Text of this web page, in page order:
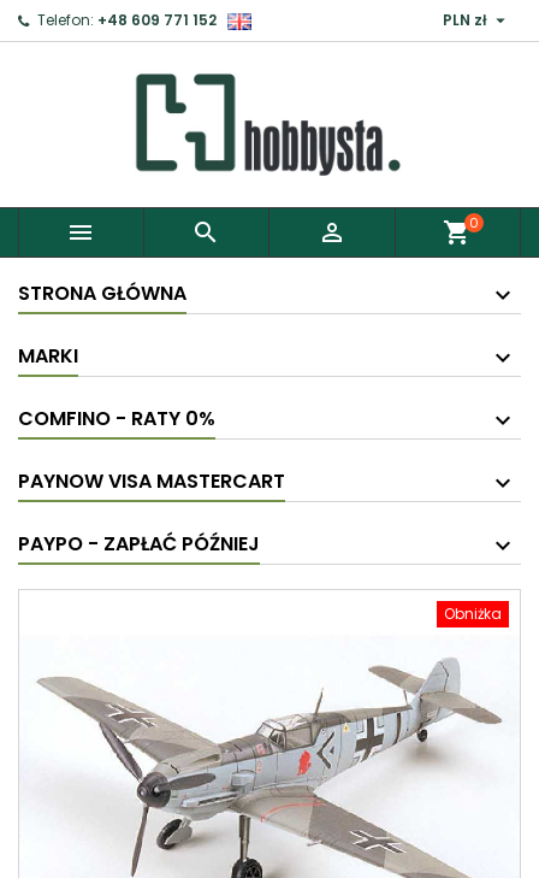
Telefon: +48 609 771 152 PLN zł 
   shopping_cart0
STRONA GŁÓWNA
MARKI
COMFINO - RATY 0%
PAYNOW VISA MASTERCART
PAYPO - ZAPŁAĆ PÓŹNIEJ
Obniżka